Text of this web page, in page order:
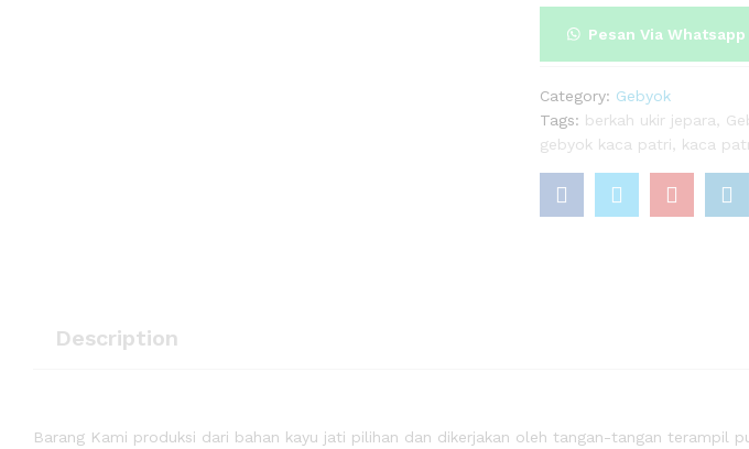
Pesan Via Whatsapp
Category: Gebyok
Tags: berkah ukir jepara
gebyok kaca patri
kaca
Description
Barang Kami produksi dari bahan kayu jati pilihan dan dikerjakan oleh tangan-tangan terampil